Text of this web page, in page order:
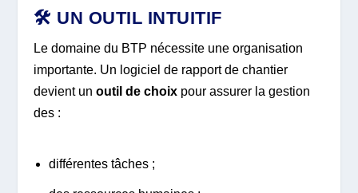
🛠️ UN OUTIL INTUITIF
Le domaine du BTP nécessite une organisation
importante. Un logiciel de rapport de chantier
devient unoutil de choix pour assurer la gestion
des :
différentes tâches ;